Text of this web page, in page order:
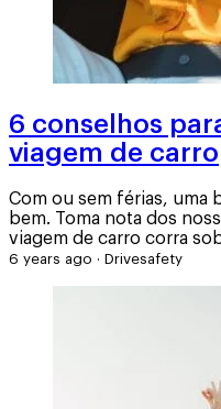
6 conselhos
viagem de carro
Com ou sem férias, uma
bem. Toma nota dos
viagem de carro corra
6 years ago · Drivesafety